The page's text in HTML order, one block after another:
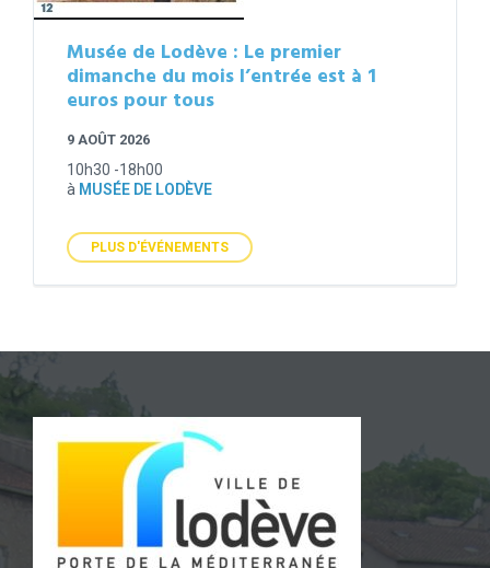
Musée de Lodève : Le premier
dimanche du mois l’entrée est à 1
euros pour tous
9 AOÛT 2026
10h30 -18h00
à MUSÉE DE LODÈVE
PLUS D'ÉVÉNEMENTS